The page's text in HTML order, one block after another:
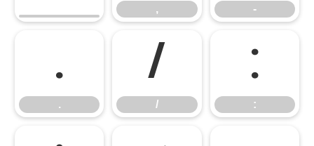
, -
.
.
/
/
:
: